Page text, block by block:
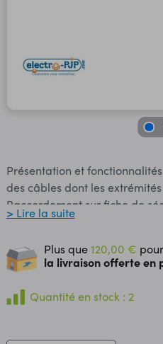
Présentation et fonctionnalités : Cet accessoire s’utilise
des câbles dont les
Raccordement sur fiche de
câble de Ø 1.5 à Ø 3.2 mm Couleur : noire
Longueur : 151
> Lire la suite
Plus que120,00 €
la livraison offerte en
Quantité en stock : 2